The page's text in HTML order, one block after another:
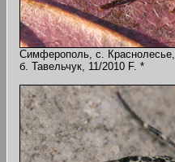
Симферополь, с. Краснолесье,
б. Тавельчук, 11/2010 F. *